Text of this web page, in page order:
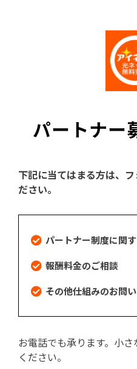
パートナー
下記に当てはまる方は、
ださい。
パートナー制度に関
報酬料金のご相談
その他仕組みのお問
お電話でも承ります。小
ください。